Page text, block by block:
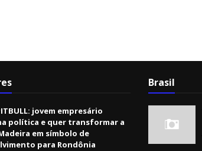
jovem empresário
política e quer transformar a
em símbolo de
para Rondônia
Brasil